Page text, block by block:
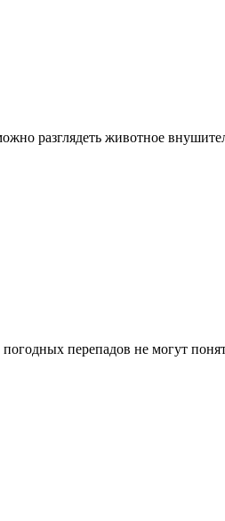
разглядеть животное
перепадов не могут